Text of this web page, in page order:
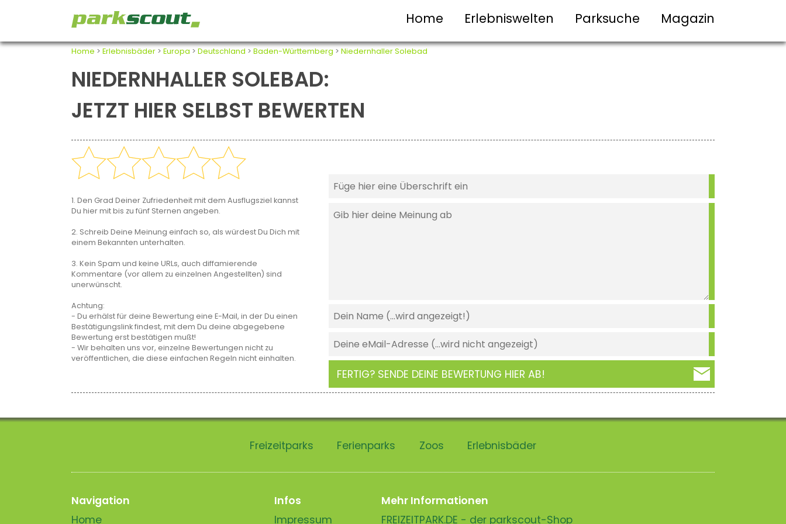
Home Erlebniswelten Parksuche Magazin
Home > Erlebnisbäder > Europa > Deutschland > Baden-Württemberg > Niedernhaller Solebad
NIEDERNHALLER SOLEBAD:
JETZT HIER SELBST BEWERTEN
1. Den Grad Deiner Zufriedenheit mit dem Ausflugsziel kannst
Du hier mit bis zu fünf Sternen angeben.
2. Schreib Deine Meinung einfach so, als würdest Du Dich mit
einem Bekannten unterhalten.
3. Kein Spam und keine URLs, auch diffamierende
Kommentare (vor allem zu einzelnen Angestellten) sind
unerwünscht.
Achtung:
- Du erhälst für deine Bewertung eine E-Mail, in der Du einen
Bestätigungslink findest, mit dem Du deine abgegebene
Bewertung erst bestätigen mußt!
- Wir behalten uns vor, einzelne Bewertungen nicht zu
veröffentlichen, die diese einfachen Regeln nicht einhalten.
FERTIG? SENDE DEINE BEWERTUNG HIER AB!
Freizeitparks Ferienparks Zoos Erlebnisbäder
Navigation
Home
Infos
Impressum
Mehr Informationen
FREIZEITPARK.DE - der parkscout-Shop